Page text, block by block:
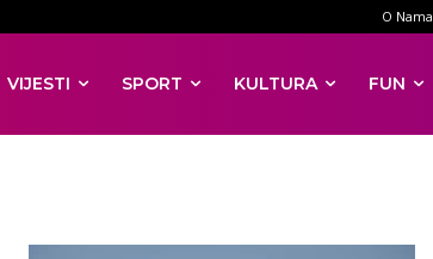
O Nama
VIJESTI SPORT KULTURA FUN